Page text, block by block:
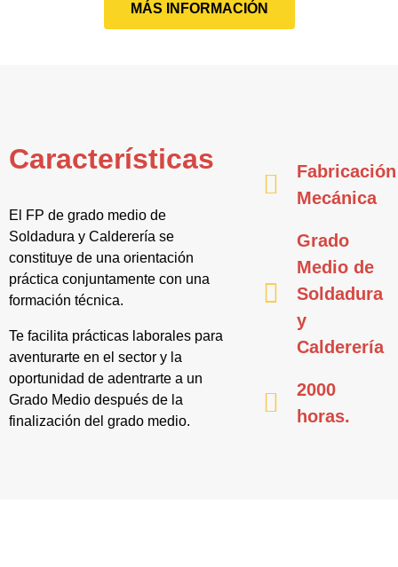
MÁS INFORMACIÓN
Características
El FP de grado medio de
Soldadura y Calderería se
constituye de una orientación
práctica conjuntamente con una
formación técnica.
Te facilita prácticas laborales para
aventurarte en el sector y la
oportunidad de adentrarte a un
Grado Medio después de la
finalización del grado medio.
Fabricación
Mecánica
Grado
Medio de
Soldadura
y
Calderería
2000
horas.